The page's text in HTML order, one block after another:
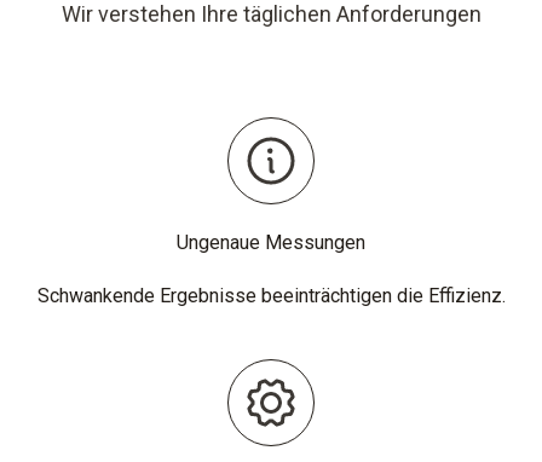
Wir verstehen Ihre täglichen Anforderungen
Ungenaue Messungen
Schwankende Ergebnisse beeinträchtigen die Effizienz.